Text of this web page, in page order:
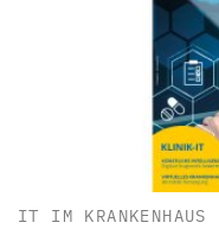
IT IM KRANKENHAUS